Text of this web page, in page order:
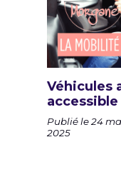
Véhicules
Publié le 24
2025